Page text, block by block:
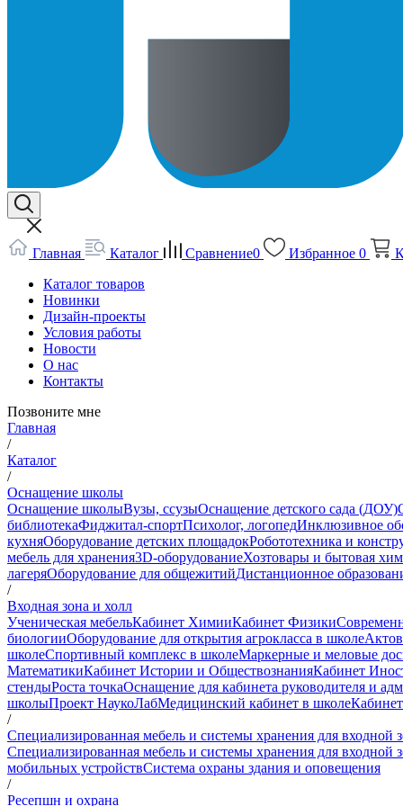
Главная Каталог Сравнение0 Избранное 0
Каталог товаров
Новинки
Дизайн-проекты
Условия работы
Новости
О нас
Контакты
Позвоните мне
Главная
/
Каталог
/
Оснащение школы
Оснащение школыВузы, ссузыОснащение детского сада (ДОУ)
библиотекаФиджитал-спортПсихолог, логопедИнклюзивное
кухняОборудование детских площадокРобототехника и
мебель для хранения3D-оборудованиеХозтовары и бытовая
лагеряОборудование для общежитийДистанционное
/
Входная зона и холл
Ученическая мебельКабинет ХимииКабинет Физики
биологииОборудование для открытия агрокласса в школе
школеСпортивный комплекс в школеМаркерные и меловые
МатематикиКабинет Истории и ОбществознанияКабинет
стендыРоста точкаОснащение для кабинета руководителя и
школыПроект НаукоЛабМедицинский кабинет в школе
/
Специализированная мебель и системы хранения для входной
Специализированная мебель и системы хранения для входной
мобильных устройствСистема охраны здания и оповещения
/
Ресепшн и охрана